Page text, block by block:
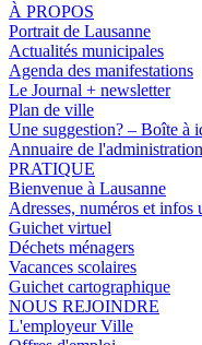
À PROPOS
Portrait de Lausanne
Actualités municipales
Agenda des manifestations
Le Journal + newsletter
Plan de ville
Une suggestion? – Boîte à
Annuaire de l'administration
PRATIQUE
Bienvenue à Lausanne
Adresses, numéros et infos
Guichet virtuel
Déchets ménagers
Vacances scolaires
Guichet cartographique
NOUS REJOINDRE
L'employeur Ville